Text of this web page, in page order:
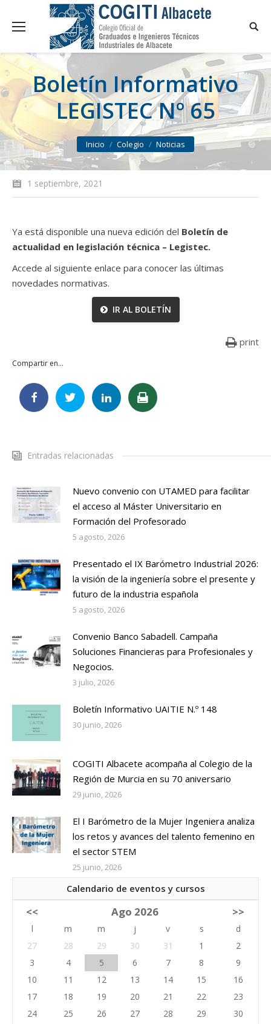
Boletín Informativo
LEGISTEC Nº 65
You are here:
Inicio Colegio Noticias
1 septiembre, 2021
Ya está disponible una nueva edición del Boletín de
actualidad en legislación técnica – Legistec.
Accede al siguiente enlace para conocer las últimas
novedades normativas.
IR AL BOLETÍN
print
Compartir en...
Entradas relacionadas
Nuevo convenio con UTAMED para facilitar
el acceso al Máster Universitario en
Formación del Profesorado
5 agosto, 2026
Presentado el IX Barómetro Industrial 2026:
la visión de la ingeniería sobre el presente y
futuro de la industria española
5 agosto, 2026
Convenio Banco Sabadell. Campaña
Soluciones Financieras para Profesionales y
Negocios.
3 julio, 2026
Boletín Informativo UAITIE N.º 148
30 junio, 2026
COGITI Albacete acompaña al Colegio de la
Región de Murcia en su 70 aniversario
29 junio, 2026
El I Barómetro de la Mujer Ingeniera analiza
los retos y avances del talento femenino en
el sector STEM
25 junio, 2026
Calendario de eventos y cursos
<< Ago 2026 >>
l m m j v s
d
27
28 29 30 31 1
2
3
4 5 6 7 8
9
10
11 12 13 14 15
16
17
18 19 20 21 22
23
24
25 26 27 28 29
30